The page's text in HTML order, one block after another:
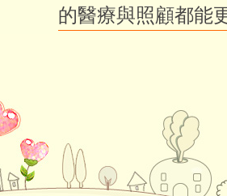
的醫療與照顧都能